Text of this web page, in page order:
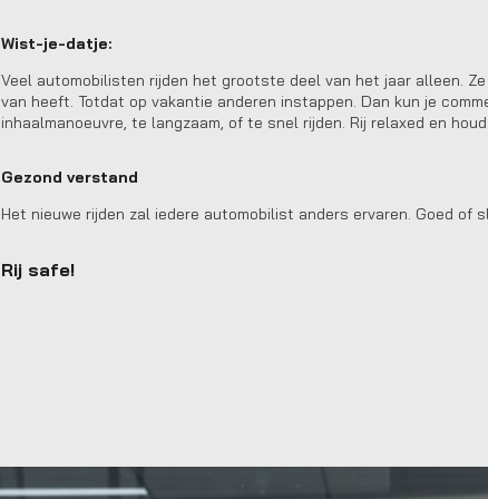
Wist-je-datje:
Veel automobilisten rijden het grootste deel van het jaar alleen.
van heeft. Totdat op vakantie anderen instappen. Dan kun je
inhaalmanoeuvre, te langzaam, of te snel rijden. Rij relaxed en
Gezond verstand
Het nieuwe rijden zal iedere automobilist anders ervaren. Goed of
Rij safe!